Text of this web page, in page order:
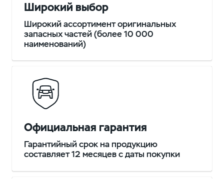
Широкий выбор
Широкий ассортимент оригинальных
запасных частей (более 10 000
наименований)
Официальная гарантия
Гарантийный срок на продукцию
составляет 12 месяцев с даты покупки